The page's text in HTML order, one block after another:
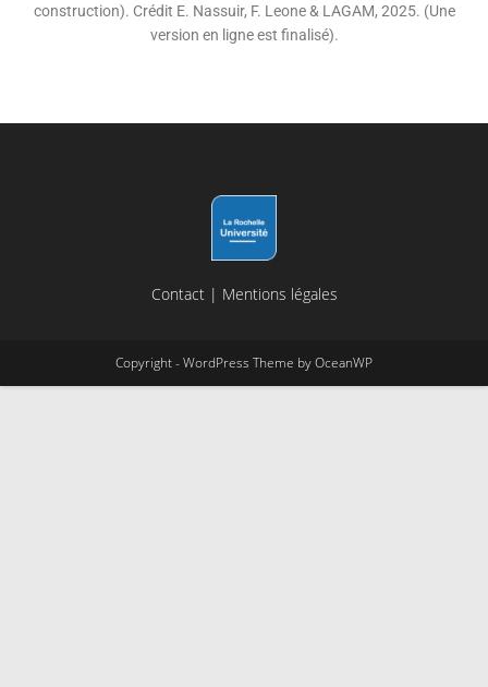
construction). Crédit E. Nassuir, F. Leone & LAGAM, 2025. (Une
version en ligne est finalisé).
Contact | Mentions légales
Copyright - WordPress Theme by OceanWP